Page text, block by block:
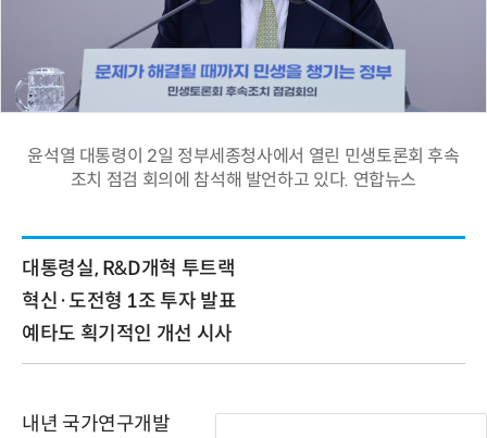
윤석열 대통령이 2일 정부세종청사에서 열린 민생토론회 후속
조치 점검 회의에 참석해 발언하고 있다. 연합뉴스
대통령실, R&D개혁 투트랙
혁신·도전형 1조 투자 발표
예타도 획기적인 개선 시사
내년 국가연구개발